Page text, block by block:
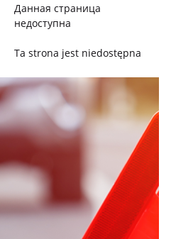
Данная страница
недоступна
Ta strona jest niedostępna
Trang này không có
Esta página não está
disponível
このページは現在利用できま
せん
Pagina non disponibile
هذه الصفحة غير متوفرة